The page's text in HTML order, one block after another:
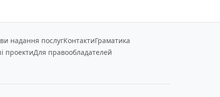
надання послугКонтактиГраматика
проектиДля правообладателей